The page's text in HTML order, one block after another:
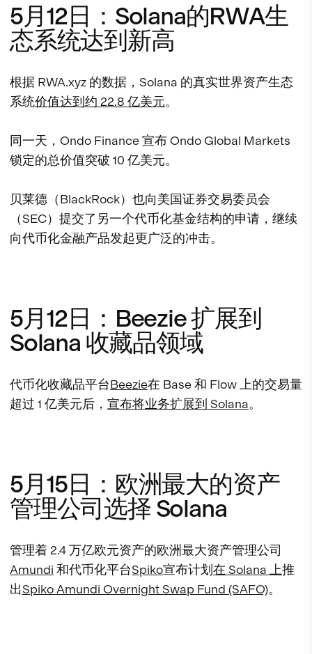
5月12日：Solana的RWA生
态系统达到新高
根据 RWA.xyz 的数据，Solana 的真实世界资产生态
系统价值达到约 22.8 亿美元。
同一天，Ondo Finance 宣布 Ondo Global Markets
锁定的总价值突破 10 亿美元。
贝莱德（BlackRock）也向美国证券交易委员会
（SEC）提交了另一个代币化基金结构的申请，继续
向代币化金融产品发起更广泛的冲击。
5月12日：Beezie 扩展到
Solana 收藏品领域
代币化收藏品平台Beezie在 Base 和 Flow 上的交易量
超过 1 亿美元后， 宣布将业务扩展到 Solana。
5月15日：欧洲最大的资产
管理公司选择 Solana
管理着 2.4 万亿欧元资产的欧洲最大资产管理公司
Amundi 和代币化平台Spiko宣布计划在 Solana 上推
出Spiko Amundi Overnight Swap Fund (SAFO)。